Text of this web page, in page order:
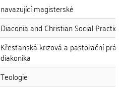
navazující magisterské
Diaconia and Christian Social Practice
Křesťanská krizová a pastorační
diakonika
Teologie